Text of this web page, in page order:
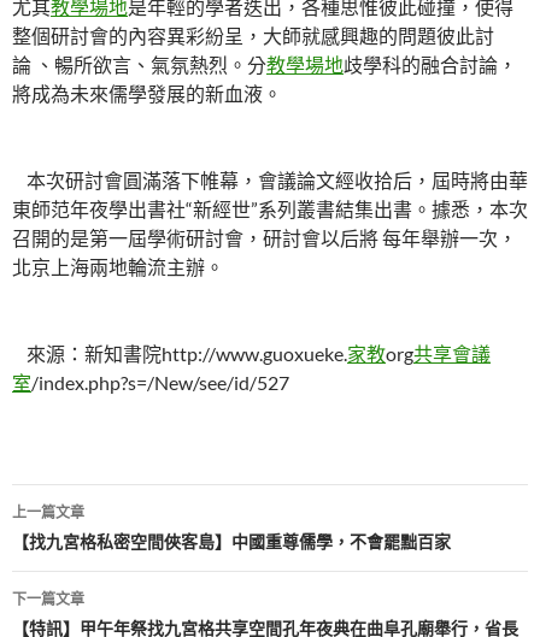
尤其教學場地是年輕的學者迭出，各種思惟彼此碰撞，使得
整個研討會的內容異彩紛呈，大師就感興趣的問題彼此討
論 、暢所欲言、氣氛熱烈。分教學場地歧學科的融合討論，
將成為未來儒學發展的新血液。
本次研討會圓滿落下帷幕，會議論文經收拾后，屆時將由華
東師范年夜學出書社“新經世”系列叢書結集出書。據悉，本次
召開的是第一屆學術研討會，研討會以后將 每年舉辦一次，
北京上海兩地輪流主辦。
來源：新知書院http://www.guoxueke.家教org共享會議
室/index.php?s=/New/see/id/527
文
章
導
上一篇文章
【找九宮格私密空間俠客島】中國重尊儒學，不會罷黜百家
下一篇文章
【特訊】甲午年祭找九宮格共享空間孔年夜典在曲阜孔廟舉行，省長